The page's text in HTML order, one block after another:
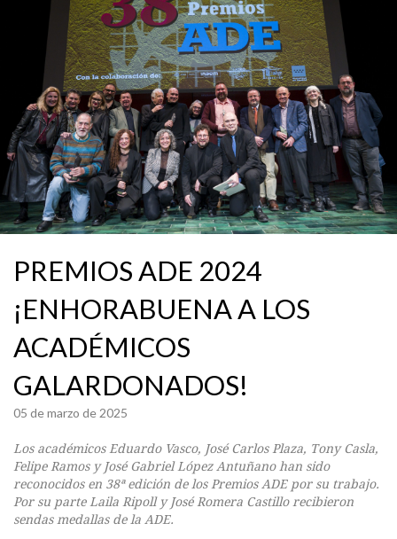
PREMIOS ADE 2024
¡ENHORABUENA A LOS
ACADÉMICOS
GALARDONADOS!
05 de marzo de 2025
Los académicos Eduardo Vasco, José Carlos Plaza, Tony Casla,
Felipe Ramos y José Gabriel López Antuñano han sido
reconocidos en 38ª edición de los Premios ADE por su trabajo.
Por su parte Laila Ripoll y José Romera Castillo recibieron
sendas medallas de la ADE.